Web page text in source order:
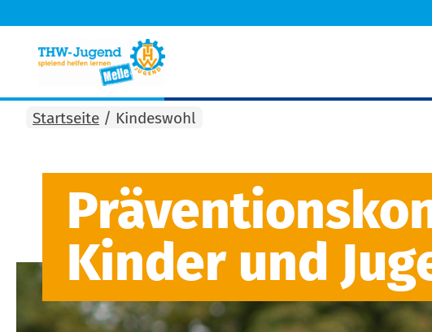
Startseite / Kindeswohl
Kinder und